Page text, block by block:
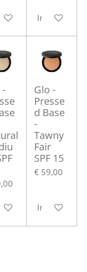
In
Glo -
Presse
d Base
-
Tawny
Fair
SPF 15
€ 59,00
In